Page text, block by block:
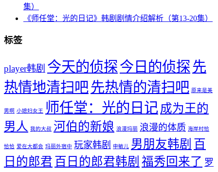
集）
《师任堂：光的日记》韩剧剧情介绍解析（第13-20集）
标签
player韩剧 今天的侦探今日的侦探先
热情地清扫吧先热情的清扫吧 原来是美
男啊 小媳妇女王 师任堂：光的日记 成为王的
男人
我的大叔 河伯的新娘 浪漫玛丽 浪漫的体质 海岸村恰
恰恰 爱在大都会 玛丽外宿中 玩家韩剧 申敏儿 男朋友韩剧 百
日的郎君 百日的郎君韩剧 福秀回来了 罗